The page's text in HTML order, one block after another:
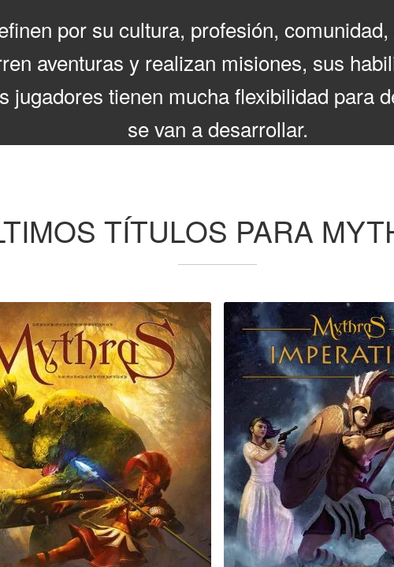
por su cultura, profesión,
aventuras y realizan misiones, sus
jugadores tienen mucha flexibilidad para
se van a desarrollar.
TÍTULOS PARA